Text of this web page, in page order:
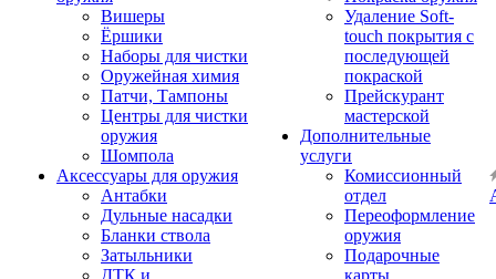
Вишеры
Ёршики
Наборы для чистки
Оружейная химия
Патчи, Тампоны
Центры для чистки
оружия
Шомпола
Аксессуары для оружия
Антабки
Дульные насадки
Бланки ствола
Затыльники
ДТК и
Удаление Soft-
touch покрытия с
последующей
покраской
Прейскурант
мастерской
Дополнительные
услуги
Комиссионный
отдел
Переоформление
оружия
Подарочные
карты